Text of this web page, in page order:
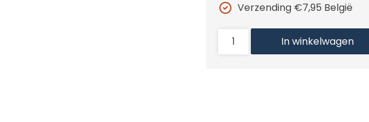
Verzending €7,95 België
In winkelwagen